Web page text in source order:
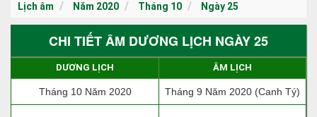
Lịch âm Năm 2020 Tháng 10 Ngày 25
CHI TIẾT ÂM DƯƠNG LỊCH NGÀY 25
DƯƠNG LỊCH ÂM LỊCH
Tháng 10 Năm 2020 Tháng 9 Năm 2020 (Canh Tý)